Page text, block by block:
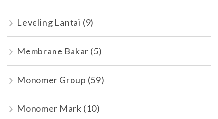
Leveling Lantai (9)
Membrane Bakar (5)
Monomer Group (59)
Monomer Mark (10)